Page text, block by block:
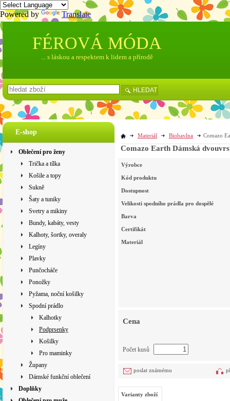
Powered by Translate
E-shop
Oblečení pro ženy
Trička a tílka
Košile a topy
Sukně
Šaty a tuniky
Svetry a mikiny
Bundy, kabáty, vesty
Kalhoty, šortky, overaly
Legíny
Plavky
Punčocháče
Ponožky
Pyžama, noční košilky
Spodní prádlo
Kalhotky
Podprsenky
Košilky
Pro maminky
Župany
Dámské funkční oblečení
Doplňky
Materiál Biobavlna Comazo
Comazo Earth Dámská
Výrobce
Kód produktu
Dostupnost
Velikosti spodního prádla pro dospělé
Barva
Certifikát
Materiál
Cena
Počet kusů
poslat známému
Varianty zboží
FÉROVÁ MÓDA
... s láskou a respektem k lidem a přírodě
HLEDAT